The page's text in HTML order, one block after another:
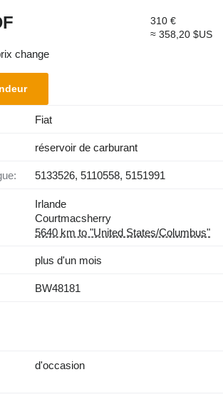
310 €
≈ 358,20 $US
change
Fiat
réservoir de carburant
5133526, 5110558, 5151991
Irlande
Courtmacsherry
5640 km to "United States/Columbus"
plus d'un mois
BW48181
d'occasion